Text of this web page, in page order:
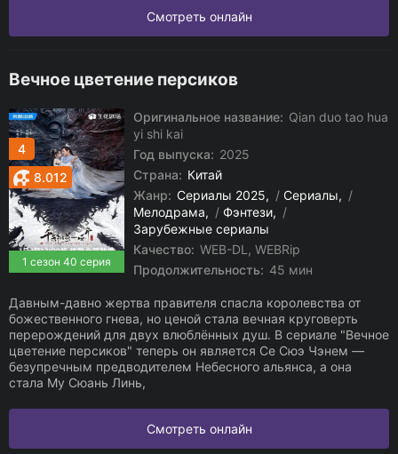
Смотреть онлайн
Вечное цветение персиков
4
1 сезон 40 серия
8.012
Оригинальное название: Qian duo tao hua
yi shi kai
Год выпуска: 2025
Страна: Китай
Жанр: Сериалы 2025 / Сериалы
/
Мелодрама
/ Фэнтези
/
Зарубежные сериалы
Качество: WEB-DL, WEBRip
Продолжительность: 45 мин
Давным-давно жертва правителя спасла королевства от
божественного гнева, но ценой стала вечная круговерть
перерождений для двух влюблённых душ. В сериале "Вечное
цветение персиков" теперь он является Се Сюэ Чэнем —
безупречным предводителем Небесного альянса, а она
стала Му Сюань Линь,
Смотреть онлайн